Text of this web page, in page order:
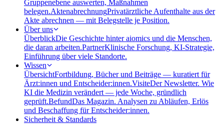
Gruppenebene auswerten, Maßnahmen
belegen.AktenabrechnungPrivatärztliche Aufenthalte aus der
Akte abrechnen — mit Belegstelle je Position.
Über uns
ÜberblickDie Geschichte hinter aiomics und die Menschen,
die daran arbeiten.PartnerKlinische Forschung, KI-Strategie,
Einführung über viele Standorte.
Wissen
ÜbersichtFortbildung, Bücher und Beiträge — kuratiert für
Ärzt:innen und Entscheider:innen.VisiteDer Newsletter. Wie
KI die Medizin verändert — jede Woche, gründlich
geprüft.BefundDas Magazin. Analysen zu Abläufen, Erlös
und Beschaffung für Entscheider:innen.
Sicherheit & Standards